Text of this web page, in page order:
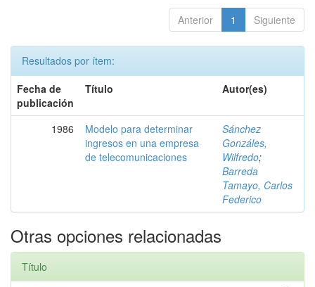
Anterior 1 Siguiente
Resultados por ítem:
Fecha de
publicación
Título Autor(es)
1986
Modelo para determinar
ingresos en una empresa
de telecomunicaciones
Sánchez
Gonzáles,
Wilfredo;
Barreda
Tamayo, Carlos
Federico
Otras opciones relacionadas
Título